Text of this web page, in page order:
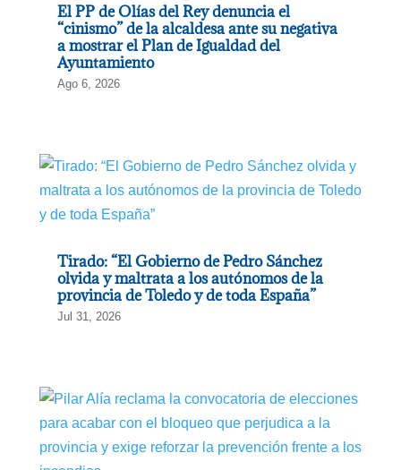
El PP de Olías del Rey denuncia el
“cinismo” de la alcaldesa ante su negativa
a mostrar el Plan de Igualdad del
Ayuntamiento
Ago 6, 2026
Tirado: “El Gobierno de Pedro Sánchez
olvida y maltrata a los autónomos de la
provincia de Toledo y de toda España”
Jul 31, 2026